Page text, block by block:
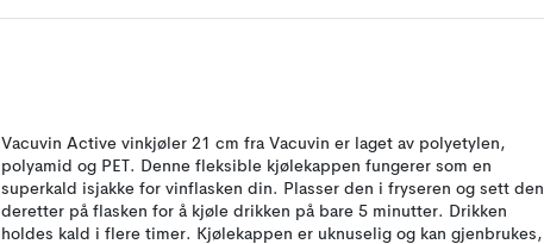
Vacuvin Active vinkjøler 21 cm fra Vacuvin er laget av polyetylen,
polyamid og PET. Denne fleksible kjølekappen fungerer som en
superkald isjakke for vinflasken din. Plasser den i fryseren og sett den
deretter på flasken for å kjøle drikken på bare 5 minutter. Drikken
holdes kald i flere timer. Kjølekappen er uknuselig og kan gjenbrukes,